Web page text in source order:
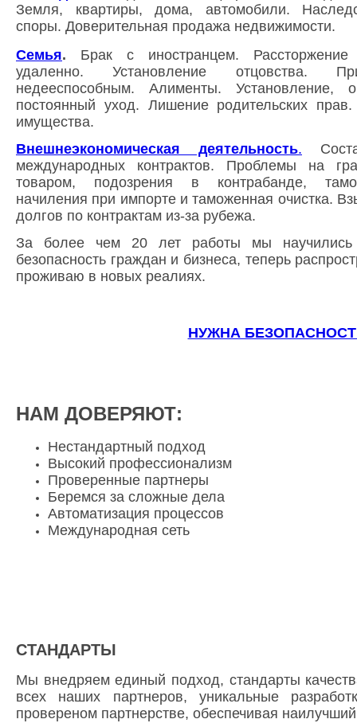
Земля, квартиры, дома, автомобили.
споры. Доверительная продажа недвижимости.
Семья. Брак с иностранцем. Рассторжение
удаленно.Установление отцовства.
недееспособным. Алименты. Установление,
постоянный уход. Лишение родительских
имущества.
Внешнеэкономическая деятельность.
международных контрактов. Проблемы на
товаром, подозрения в контрабанде,
начиления при импорте и таможенная очистка.
долгов по контрактам из-за рубежа.
За более чем 20 лет работы мы научились
безопасность граждан и бизнеса, теперь
проживаю в новых реалиях.
НУЖНА
НАМ ДОВЕРЯЮТ:
Нестандартный подход
Высокий профессионализм
Проверенные партнеры
Беремся за сложные дела
Автоматизация процессов
Международная сеть
СТАНДАРТЫ
Мы внедряем единый подход, стандарты
всех наших партнеров, уникальные
провереном партнерстве, обеспечивая